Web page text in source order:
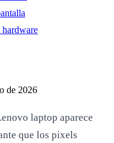
hardware
de 2026
laptop aparece
que los pixels